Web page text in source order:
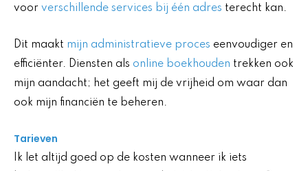
voor verschillende services bij één adres terecht kan.
Dit maakt mijn administratieve proces eenvoudiger en
efficiënter. Diensten als online boekhouden trekken ook
mijn aandacht; het geeft mij de vrijheid om waar dan
ook mijn financiën te beheren.
Tarieven
Ik let altijd goed op de kosten wanneer ik iets